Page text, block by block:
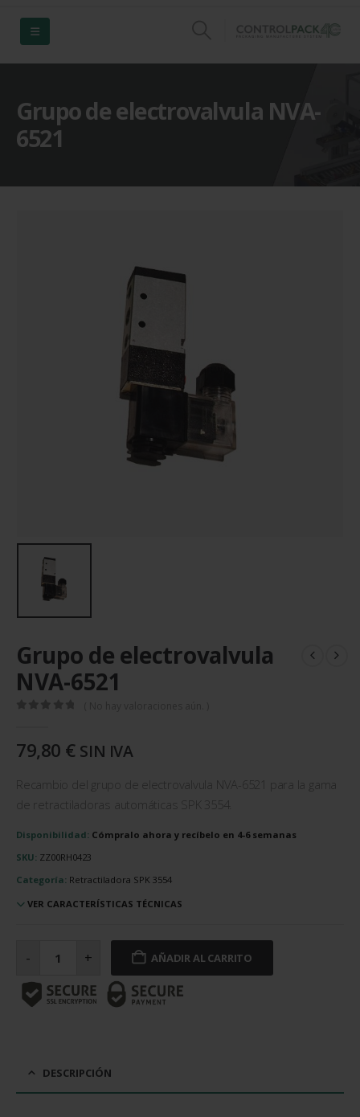
Grupo de electrovalvula NVA-
6521
Grupo de electrovalvula
NVA-6521
79,80 € SIN IVA
Recambio del grupo de electrovalvula NVA-6521 para la gama
de retractiladoras automáticas SPK 3554.
Disponibilidad: Cómpralo ahora y recíbelo en 4-6 semanas
SKU: ZZ00RH0423
Categoría: Retractiladora SPK 3554
VER CARACTERÍSTICAS TÉCNICAS
- electrovalvula
6521
cantidad
+ AÑADIR AL CARRITO
DESCRIPCIÓN